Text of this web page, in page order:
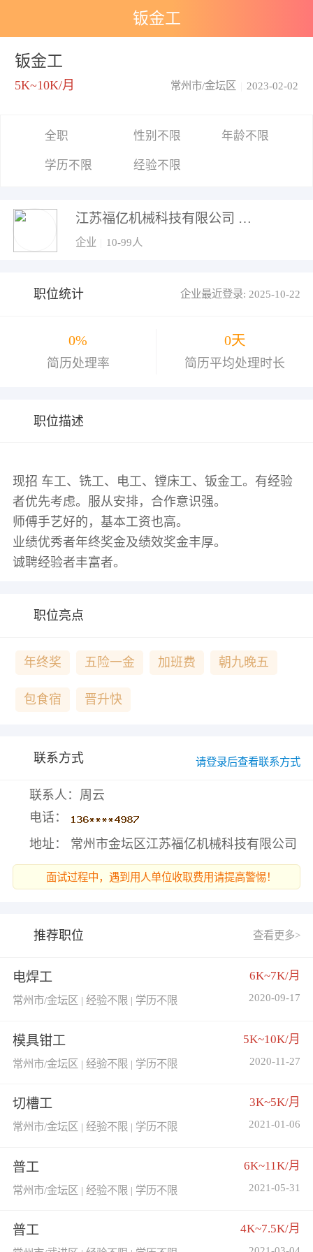
钣金工
钣金工
5K~10K/月 2023-02-02
常州市/金坛区
全职 性别不限 年龄不限
学历不限 经验不限
江苏福亿机械科技有限公司
企业 10-99人
职位统计 企业最近登录: 2025-10-22
0%
简历处理率
0天
简历平均处理时长
职位描述
现招 车工、铣工、电工、镗床工、钣金工。有经验
者优先考虑。服从安排，合作意识强。
师傅手艺好的，基本工资也高。
业绩优秀者年终奖金及绩效奖金丰厚。
职位亮点
年终奖 五险一金 加班费 朝九晚五
包食宿 晋升快
联系方式 请登录后查看联系方式
联系人：周云
电话：
地址： 常州市金坛区江苏福亿机械科技有限公司
面试过程中，遇到用人单位收取费用请提高警惕！
推荐职位 查看更多>
电焊工 6K~7K/月
常州市/金坛区 | 经验不限 | 学历不限 2020-09-17
模具钳工 5K~10K/月
常州市/金坛区 | 经验不限 | 学历不限 2020-11-27
切槽工 3K~5K/月
常州市/金坛区 | 经验不限 | 学历不限 2021-01-06
普工 6K~11K/月
常州市/金坛区 | 经验不限 | 学历不限 2021-05-31
普工 4K~7.5K/月